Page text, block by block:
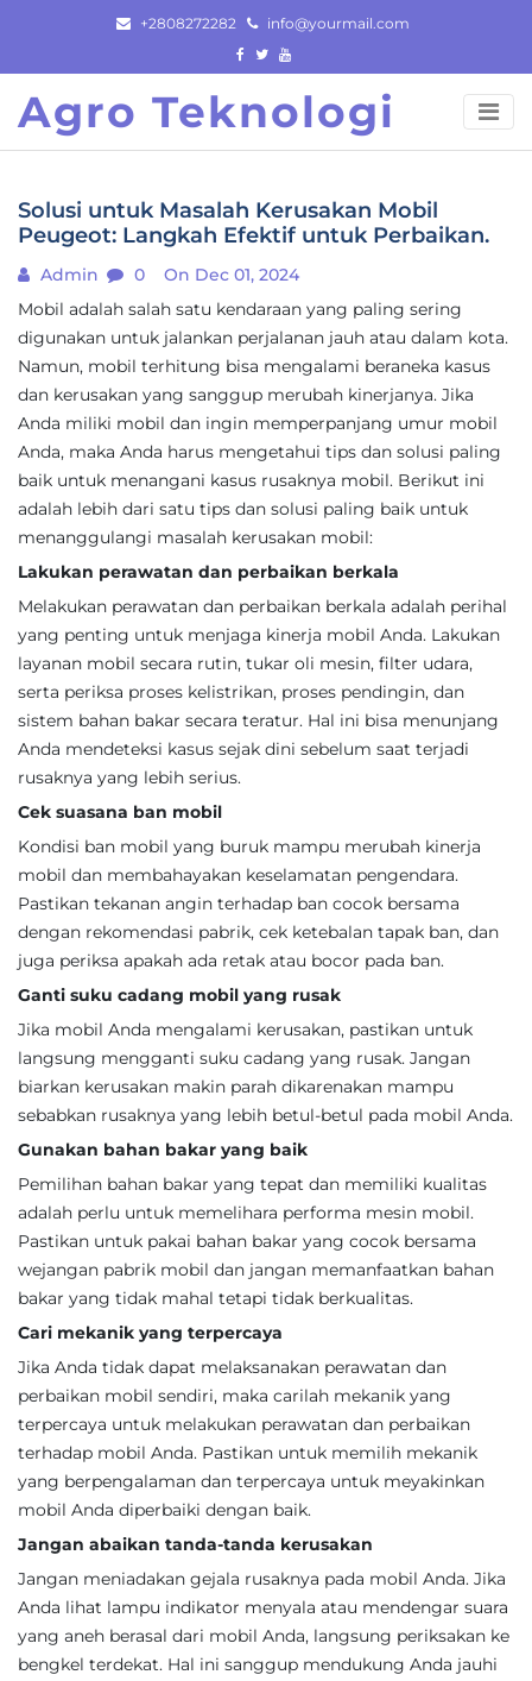
content
+2808272282 info@yourmail.com
Agro Teknologi
Solusi untuk Masalah Kerusakan Mobil
Peugeot: Langkah Efektif untuk Perbaikan.
Admin 0
On Dec 01, 2024
Mobil adalah salah satu kendaraan yang paling sering
digunakan untuk jalankan perjalanan jauh atau dalam kota.
Namun, mobil terhitung bisa mengalami beraneka kasus
dan kerusakan yang sanggup merubah kinerjanya. Jika
Anda miliki mobil dan ingin memperpanjang umur mobil
Anda, maka Anda harus mengetahui tips dan solusi paling
baik untuk menangani kasus rusaknya mobil. Berikut ini
adalah lebih dari satu tips dan solusi paling baik untuk
menanggulangi masalah kerusakan mobil:
Lakukan perawatan dan perbaikan berkala
Melakukan perawatan dan perbaikan berkala adalah perihal
yang penting untuk menjaga kinerja mobil Anda. Lakukan
layanan mobil secara rutin, tukar oli mesin, filter udara,
serta periksa proses kelistrikan, proses pendingin, dan
sistem bahan bakar secara teratur. Hal ini bisa menunjang
Anda mendeteksi kasus sejak dini sebelum saat terjadi
rusaknya yang lebih serius.
Cek suasana ban mobil
Kondisi ban mobil yang buruk mampu merubah kinerja
mobil dan membahayakan keselamatan pengendara.
Pastikan tekanan angin terhadap ban cocok bersama
dengan rekomendasi pabrik, cek ketebalan tapak ban, dan
juga periksa apakah ada retak atau bocor pada ban.
Ganti suku cadang mobil yang rusak
Jika mobil Anda mengalami kerusakan, pastikan untuk
langsung mengganti suku cadang yang rusak. Jangan
biarkan kerusakan makin parah dikarenakan mampu
sebabkan rusaknya yang lebih betul-betul pada mobil Anda.
Gunakan bahan bakar yang baik
Pemilihan bahan bakar yang tepat dan memiliki kualitas
adalah perlu untuk memelihara performa mesin mobil.
Pastikan untuk pakai bahan bakar yang cocok bersama
wejangan pabrik mobil dan jangan memanfaatkan bahan
bakar yang tidak mahal tetapi tidak berkualitas.
Cari mekanik yang terpercaya
Jika Anda tidak dapat melaksanakan perawatan dan
perbaikan mobil sendiri, maka carilah mekanik yang
terpercaya untuk melakukan perawatan dan perbaikan
terhadap mobil Anda. Pastikan untuk memilih mekanik
yang berpengalaman dan terpercaya untuk meyakinkan
mobil Anda diperbaiki dengan baik.
Jangan abaikan tanda-tanda kerusakan
Jangan meniadakan gejala rusaknya pada mobil Anda. Jika
Anda lihat lampu indikator menyala atau mendengar suara
yang aneh berasal dari mobil Anda, langsung periksakan ke
bengkel terdekat. Hal ini sanggup mendukung Anda jauhi